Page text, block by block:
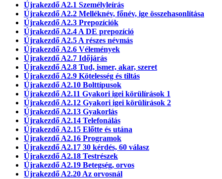
Újrakezdő A2.1 Személyleírás
Újrakezdő A2.2 Melléknév, főnév, ige összehasonlítása
Újrakezdő A2.3 Prepozíciók
Újrakezdő A2.4 A DE prepozíció
Újrakezdő A2.5 A részes névmás
Újrakezdő A2.6 Vélemények
Újrakezdő A2.7 Időjárás
Újrakezdő A2.8 Tud, ismer, akar, szeret
Újrakezdő A2.9 Kötelesség és tiltás
Újrakezdő A2.10 Bolttípusok
Újrakezdő A2.11 Gyakori igei körülírások 1
Újrakezdő A2.12 Gyakori igei körülírások 2
Újrakezdő A2.13 Gyakorlás
Újrakezdő A2.14 Telefonálás
Újrakezdő A2.15 Előtte és utána
Újrakezdő A2.16 Programok
Újrakezdő A2.17 30 kérdés, 60 válasz
Újrakezdő A2.18 Testrészek
Újrakezdő A2.19 Betegség, orvos
Újrakezdő A2.20 Az orvosnál